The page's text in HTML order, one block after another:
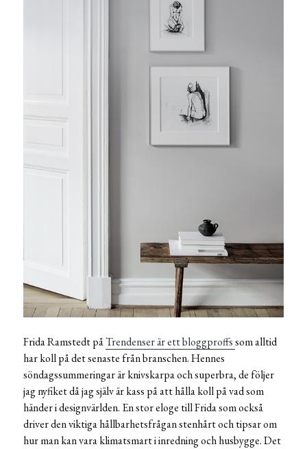
Frida Ramstedt påTrendenser är ett bloggproffssom alltid
har koll på det senaste från branschen. Hennes
söndagssummeringar är knivskarpa och superbra, de följer
jag nyfiket då jag själv är kass på att hålla koll på vad som
händer i designvärlden. En stor eloge till Frida som också
driver den viktiga hållbarhetsfrågan stenhårt och tipsar om
hur man kan vara klimatsmart i inredning och husbygge. Det